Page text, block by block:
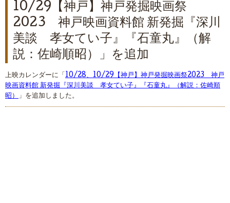
10/29【神戸】神戸発掘映画祭
2023 神戸映画資料館 新発掘『深川
美談 孝女てい子』『石童丸』（解
説：佐崎順昭）」を追加
上映カレンダーに「 10/28、10/29【神戸】神戸発掘映画祭2023 神戸
映画資料館 新発掘『深川美談 孝女てい子』『石童丸』（解説：佐崎順
昭） 」を追加しました。